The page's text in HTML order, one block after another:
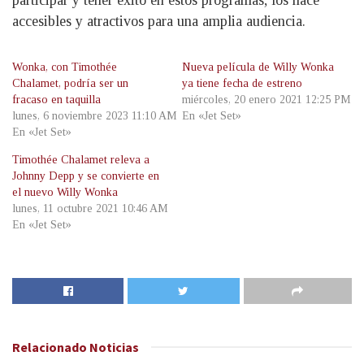
accesibles y atractivos para una amplia audiencia.
Wonka, con Timothée
Chalamet, podría ser un
fracaso en taquilla
lunes, 6 noviembre 2023 11:10 AM
En «Jet Set»
Nueva película de Willy Wonka
ya tiene fecha de estreno
miércoles, 20 enero 2021 12:25 PM
En «Jet Set»
Timothée Chalamet releva a
Johnny Depp y se convierte en
el nuevo Willy Wonka
lunes, 11 octubre 2021 10:46 AM
En «Jet Set»
Relacionado Noticias